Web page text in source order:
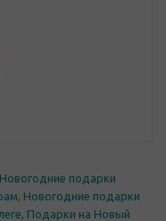
Новогодние подарки
, Новогодние подарки
, Подарки на Новый